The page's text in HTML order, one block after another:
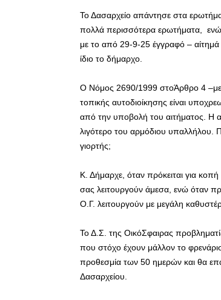
Το Δασαρχείο απάντησε στα
πολλά περισσότερα ερωτήματα,
με το από 29-9-25 έγγραφό – αίτημά
ίδιο το δήμαρχο.
Ο Νόμος 2690/1999 στοΆρθρο 4
τοπικής αυτοδιοίκησης είναι
από την υποβολή του αιτήματος. Η
λιγότερο του αρμόδιου υπαλλήλου.
γιορτής;
Κ. Δήμαρχε, όταν πρόκειται για
σας λειτουργούν άμεσα, ενώ όταν
Ο.Γ. λειτουργούν με μεγάλη
Το Δ.Σ. της ΟικόΣφαιρας
που στόχο έχουν μάλλον το
προθεσμία των 50 ημερών και θα
Δασαρχείου.